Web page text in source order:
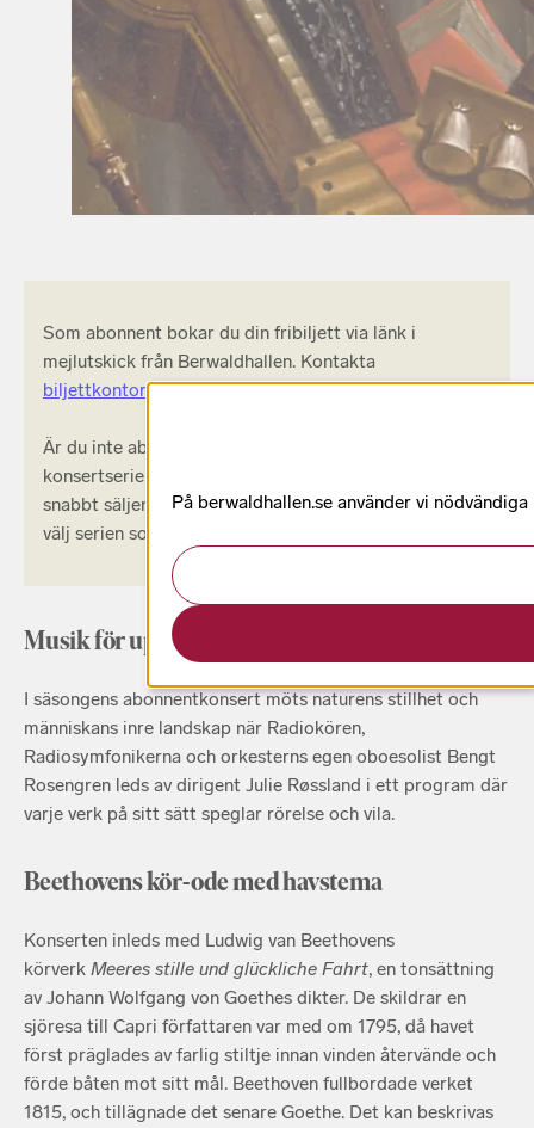
Som abonnent bokar du din fribiljett via länk i
mejlutskick från Berwaldhallen. Kontakta
biljettkontoretom du inte fått något utskick från oss.
Är du inte abonnent i Berwaldhallen ännu? Med en
konsertserie säkrar du din plats även på konserter som
snabbt säljer slut och får riktigt glassiga förmåner –
välj serien som passar dig bäst.
Musik för upptäcksfärd och ro
I säsongens abonnentkonsert möts naturens stillhet och
människans inre landskap när Radiokören,
Radiosymfonikerna och orkesterns egen oboesolist Bengt
Rosengren leds av dirigent Julie Røssland i ett program där
varje verk på sitt sätt speglar rörelse och vila.
Beethovens kör-ode med havstema
Konserten inleds med Ludwig van Beethovens
körverk Meeres stille und glückliche Fahrt, en tonsättning
av Johann Wolfgang von Goethes dikter. De skildrar en
sjöresa till Capri författaren var med om 1795, då havet
först präglades av farlig stiltje innan vinden återvände och
förde båten mot sitt mål. Beethoven fullbordade verket
1815, och tillägnade det senare Goethe. Det kan beskrivas
På berwaldhallen.se använder vi